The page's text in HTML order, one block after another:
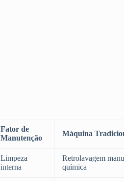
Fator de
Manutenção
Máquina
Limpeza
interna
Retrolavagem
química